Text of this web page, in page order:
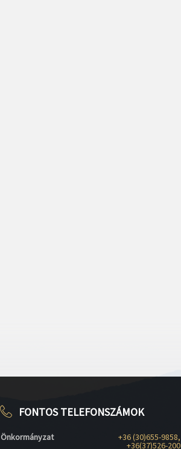
FONTOS TELEFONSZÁMOK
Önkormányzat +36 (30)655-9858,
+36(37)526-200